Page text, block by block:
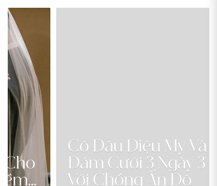
Cô Dâu Diệu My Và
Đám Cưới 3 Ngày 3 Đêm
Với Chồng Ấn Độ